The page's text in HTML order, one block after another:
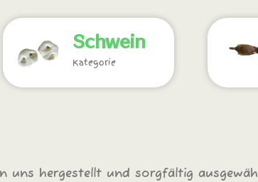
Schwein
Kategorie
uns hergestellt und sorgfältig